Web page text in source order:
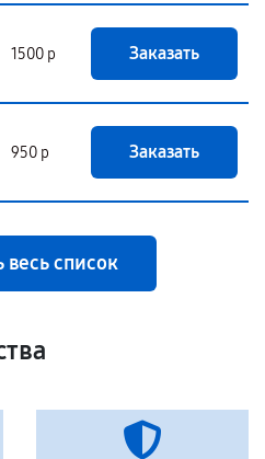
1500 р Заказать
950 р Заказать
весь список